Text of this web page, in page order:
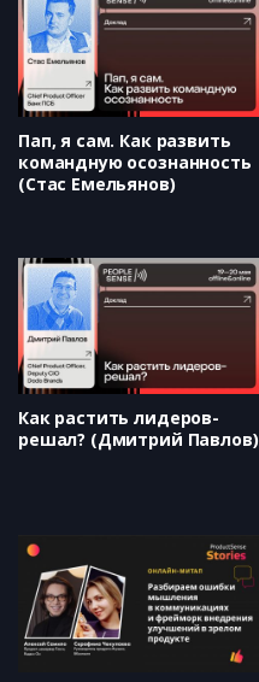
Пап, я сам. Как развить
командную осознанность
(Стас Емельянов)
Как растить лидеров-
решал? (Дмитрий Павлов)